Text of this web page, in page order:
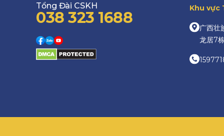
Tổng Đài CSKH
038 323 1688
Khu vực
广西壮
龙居7